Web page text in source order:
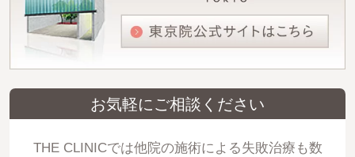
お気軽にご相談ください
THE CLINICでは他院の施術による失敗治療も数